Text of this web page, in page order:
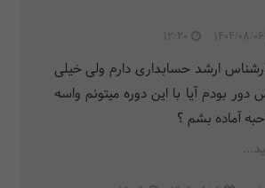
1404/08/06
12:20
ارشد حسابداری دارم ولی خیلی
دور بودم آیا با این دوره میتونم واسه
آماده بشم ؟